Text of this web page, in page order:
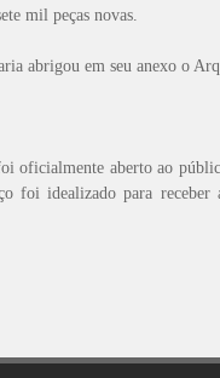
mil peças novas.
abrigou em seu anexo o
oficialmente aberto ao
idealizado para receber